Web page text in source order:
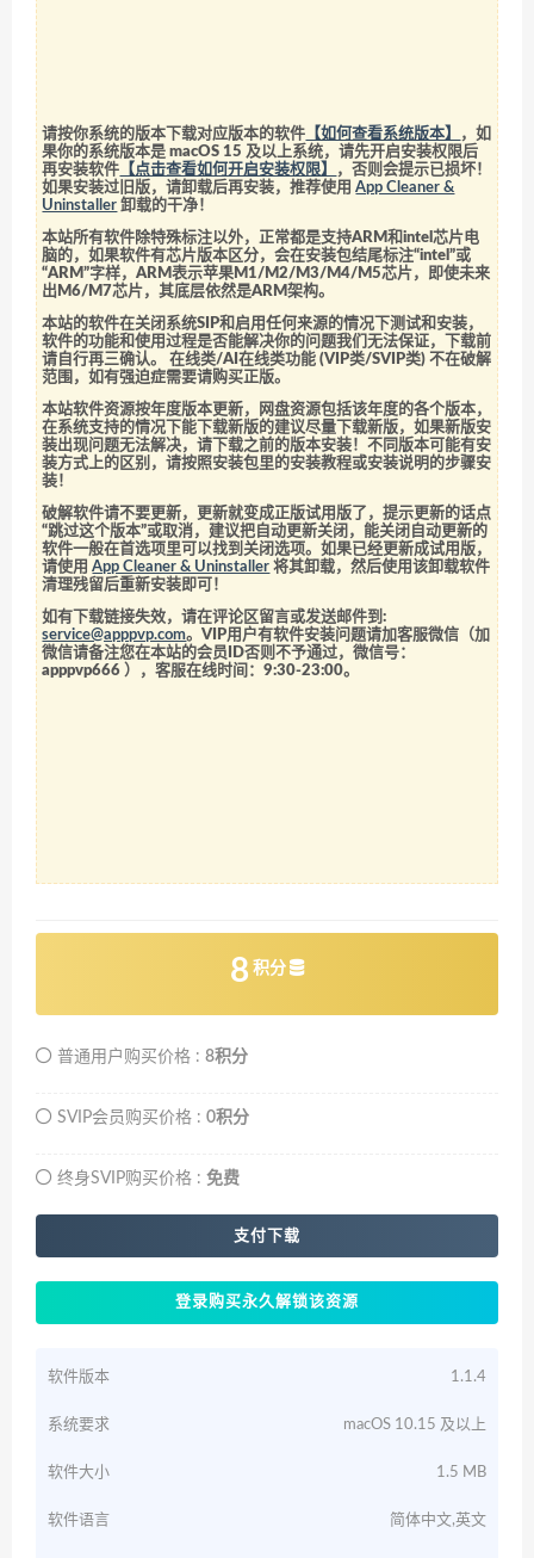
请按你系统的版本下载对应版本的软件 【如何查看系统版本】
，如
果你的系统版本是 macOS 15 及以上系统，请先开启安装权限后
再安装软件 【点击查看如何开启安装权限】
，否则会提示已损坏！
如果安装过旧版，请卸载后再安装，推荐使用App Cleaner &
Uninstaller 卸载的干净！
本站所有软件除特殊标注以外，正常都是支持ARM和intel芯片电
脑的，如果软件有芯片版本区分，会在安装包结尾标注“intel”或
“ARM”字样，ARM表示苹果M1/M2/M3/M4/M5芯片，即使未来
出M6/M7芯片，其底层依然是ARM架构。
本站的软件在关闭系统SIP和启用任何来源的情况下测试和安装，
软件的功能和使用过程是否能解决你的问题我们无法保证，下载前
请自行再三确认。 在线类/AI在线类功能 (VIP类/SVIP类) 不在破解
范围，如有强迫症需要请购买正版。
本站软件资源按年度版本更新，网盘资源包括该年度的各个版本，
在系统支持的情况下能下载新版的建议尽量下载新版，如果新版安
装出现问题无法解决，请下载之前的版本安装！不同版本可能有安
装方式上的区别，请按照安装包里的安装教程或安装说明的步骤安
装！
破解软件请不要更新，更新就变成正版试用版了，提示更新的话点
“跳过这个版本”或取消，建议把自动更新关闭，能关闭自动更新的
软件一般在首选项里可以找到关闭选项。如果已经更新成试用版，
请使用App Cleaner & Uninstaller 将其卸载，然后使用该卸载软件
清理残留后重新安装即可！
如有下载链接失效，请在评论区留言或发送邮件到:
service@apppvp.com。VIP用户有软件安装问题请加客服微信（加
微信请备注您在本站的会员ID否则不予通过，微信号：
apppvp666 ），客服在线时间：9:30-23:00。
8 积分
普通用户购买价格 : 8积分
SVIP会员购买价格 : 0积分
终身SVIP购买价格 : 免费
支付下载
登录购买永久解锁该资源
软件版本 1.1.4
系统要求 macOS 10.15 及以上
软件大小 1.5 MB
软件语言 简体中文,英文